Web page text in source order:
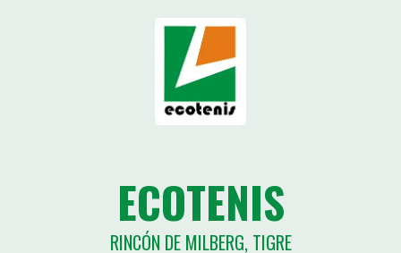
ECOTENIS
RINCÓN DE MILBERG, TIGRE